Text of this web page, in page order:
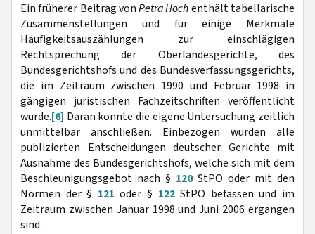
Ein früherer Beitrag vonPetra Hochenthält tabellarische
Zusammenstellungen und für einige Merkmale
Häufigkeitsauszählungen zur einschlägigen
Rechtsprechung der Oberlandesgerichte, des
Bundesgerichtshofs und des Bundesverfassungsgerichts,
die im Zeitraum zwischen 1990 und Februar 1998 in
gängigen juristischen Fachzeitschriften veröffentlicht
wurde.[6] Daran konnte die eigene Untersuchung zeitlich
unmittelbar anschließen. Einbezogen wurden alle
publizierten Entscheidungen deutscher Gerichte mit
Ausnahme des Bundesgerichtshofs, welche sich mit dem
Beschleunigungsgebot nach § 120StPO oder mit den
Normen der § 121 oder § 122StPO befassen und im
Zeitraum zwischen Januar 1998 und Juni 2006 ergangen
sind.